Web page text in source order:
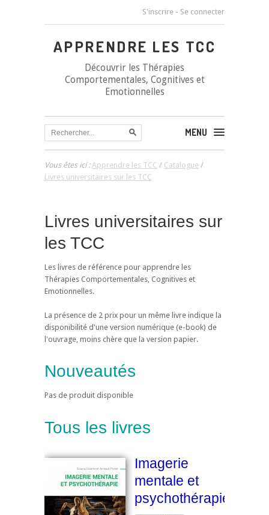
S'inscrire - Se connecter
APPRENDRE LES TCC
Découvrir les Thérapies
Comportementales, Cognitives et
Emotionnelles
MENU
Vous êtes ici :Apprendre les TCC / Catalogue /
Livres universitaires sur les TCC
Livres universitaires sur
les TCC
Les livres de référence pour apprendre les
Thérapies Comportementales, Cognitives et
Emotionnelles.
La présence de 2 prix pour un même livre indique la
disponibilité d'une version numérique (e-book) de
l'ouvrage, moins chère que la version papier.
Nouveautés
Pas de produit disponible
Tous les livres
Imagerie
mentale et
psychothérapie